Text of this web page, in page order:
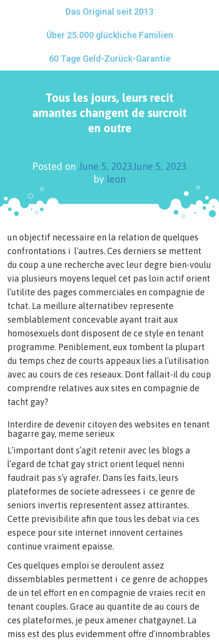
Das Original seit 2013
Über 25.000 glückliche Familien
60 Tage Geld-Zurück-Garantie
Tous les jours, leurs recit
amantes changent de surcroit
en outre
Posted on June 5, 2023June 5, 2023
by leon
un objectif necessaire en la relation de quelques
confrontations i l’autres. Ces derniers se mettent
du coup a une recherche avec leur degre bien-voulu
via plusieurs moyens lequel cet pas loin actif orient
l’utilite des pages commerciales en compagnie de
tchat. La meillure alternatibev represente
semblablement concevable ayant trait aux
homosexuels dont disposent de ce style en tenant
programme. Peniblement, eux tombent la plupart
du temps chez de courts appeaux lies a l’utilisation
avec au cours de ces reseaux. Dont fallait-il du coup
comprendre relatives aux sites en compagnie de
tacht gay?
Interdire de devenir citoyen des websites en tenant
bagarre gay, meme serieux
L’important dont s’agit retenir avec les blogs a
l’egard de tchat gay strict orient lequel nenni
faudrait pas s’y agrafer. Dans les faits, leurs
plateformes de societe adressees i ce genre de
seniors invertis representent assez attirantes.
Cette previsibilite afin que tous les debat via ces
espece pour site internet innovent certaines
continue vraiment epaisse.
Ces quelques emploi se deroulent assez
dissemblables permettent i ce genre de achoppes
de un tel effort en en compagnie de vraies recit en
tenant couples. Grace au quantite de au cours de
ces plateformes, je peux amener chatgaynet. La
miss est des plus evidemment offre d’innombrables